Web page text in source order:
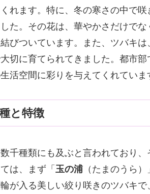
れます。特に、冬の寒さの中で
た。その花は、華やかさだけで
びついています。また、ツバキ
切に育てられてきました。都市
活空間に彩りを与えてくれていま
と特徴
千種類にも及ぶと言われており
は、まず「 玉の浦 （たまのうら
が入る美しい絞り咲きのツバキ